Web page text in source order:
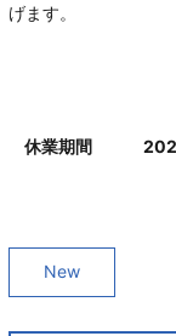
げます。
休業期間 2021
New